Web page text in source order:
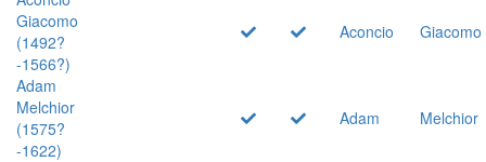
Giacomo
(1492?
-1566?)
Aconcio Giacomo
Adam
Melchior
(1575?
-1622)
Adam Melchior